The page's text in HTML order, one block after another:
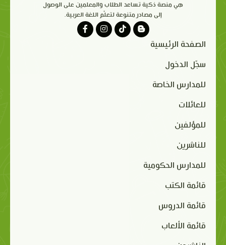
هي منصة ذكية تساعد الطلاب والمعلمين على الوصول
إلى مصادر متنوعة لتعلّم اللغة العربية.
الصفحة الرئيسية
سجّل الدخول
للمدارس الخاصة
للعائلات
للمؤلفين
للناشرين
للمدارس الحكومية
قائمة الكتب
قائمة الدروس
قائمة الألعاب